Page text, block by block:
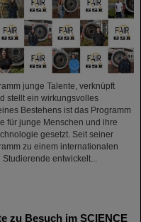
junge Talente, verknüpft
stellt ein wirkungsvolles
Bestehens ist das Programm
für junge Menschen und ihre
gesetzt. Seit seiner
zu einem internationalen
entwickelt...
zu Besuch im SCIENCE